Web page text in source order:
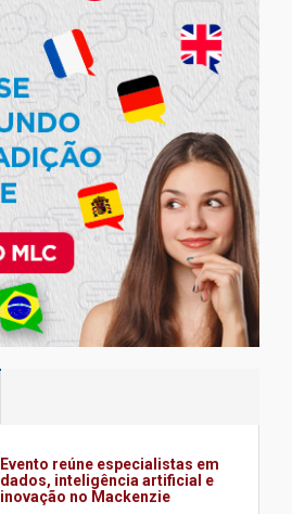
Evento reúne especialistas em
dados, inteligência artificial e
inovação no Mackenzie